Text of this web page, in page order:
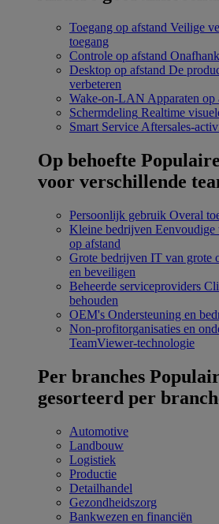
Toegang op afstand Veilige
toegang
Controle op afstand
Desktop op afstand De
verbeteren
Wake-on-LAN Apparaten op
Schermdeling Realtime
Smart Service Aftersales-
Op behoefte
voor verschillende
Persoonlijk gebruik Overal
Kleine bedrijven Eenvoudige
op afstand
Grote bedrijven IT van grote
en beveiligen
Beheerde serviceproviders
behouden
OEM's Ondersteuning en
Non-profitorganisaties en
TeamViewer-technologie
Per branches
gesorteerd per
Automotive
Landbouw
Logistiek
Productie
Detailhandel
Gezondheidszorg
Bankwezen en financiën